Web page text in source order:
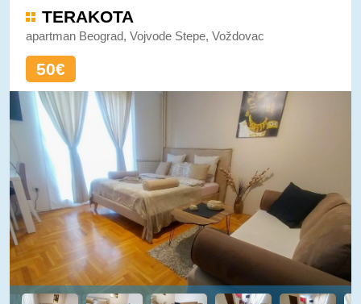
TERAKOTA
apartman Beograd, Vojvode Stepe, Voždovac
50€